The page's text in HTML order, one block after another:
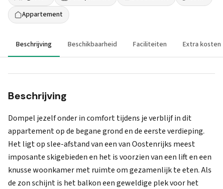
Appartement
Beschrijving Beschikbaarheid Faciliteiten Extra kosten
Beschrijving
Dompel jezelf onder in comfort tijdens je verblijf in dit
appartement op de begane grond en de eerste verdieping.
Het ligt op slee-afstand van een van Oostenrijks meest
imposante skigebieden en het is voorzien van een lift en een
knusse woonkamer met ruimte om gezamenlijk te eten. Als
de zon schijnt is het balkon een geweldige plek voor het